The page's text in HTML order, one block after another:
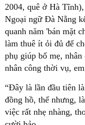
2004, quê ở Hà
Ngoại ngữ Đà Nẵng
quanh năm 'bán mặt
làm thuê ít ỏi đủ để
phụ giúp bố mẹ,
nhân công thời vụ,
“Đây là lần đầu tiên
đồng hồ, thế nhưng,
việc rất nhẹ nhàng,